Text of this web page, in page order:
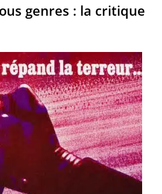
genres : la critique